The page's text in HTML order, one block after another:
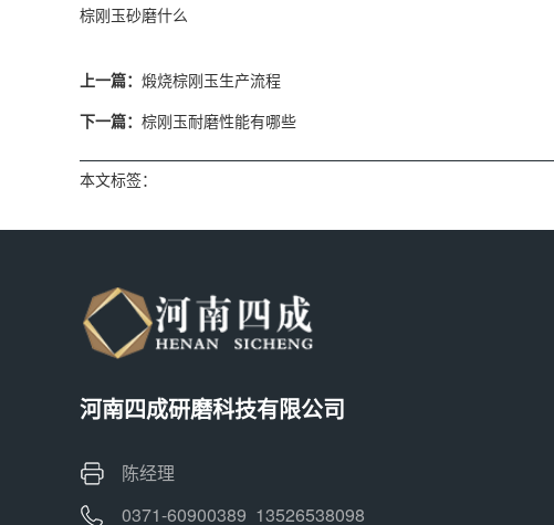
棕刚玉砂磨什么
上一篇： 煅烧棕刚玉生产流程
下一篇： 棕刚玉耐磨性能有哪些
本文标签：
河南四成研磨科技有限公司
陈经理
0371-60900389 13526538098